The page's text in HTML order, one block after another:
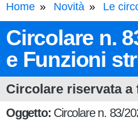
Home Novità Le
Circolare n.
e Funzioni
Circolare riservata a
Oggetto: Circolare n. 83/